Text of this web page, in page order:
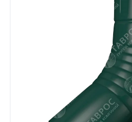
Чёрный
Кровля